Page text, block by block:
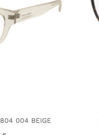
004 BEIGE